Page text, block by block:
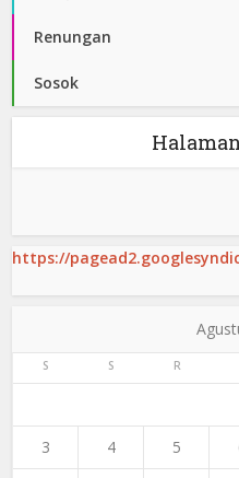
Renungan
Sosok
https://
S S R
3 4 5